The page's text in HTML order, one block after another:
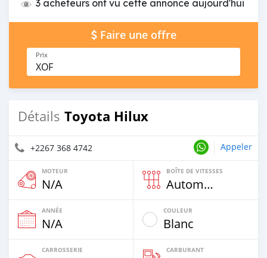
3 acheteurs ont vu cette annonce aujourd'hui
Faire une offre
Prix
XOF
Détails Toyota Hilux
+2267 368 4742 Appeler
MOTEUR
N/A
BOÎTE DE VITESSES
Automatique
ANNÉE
N/A
COULEUR
Blanc
CARROSSERIE CARBURANT